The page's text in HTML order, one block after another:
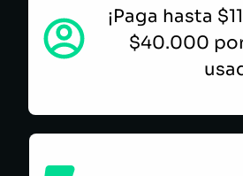
¡Paga hasta
$40.000